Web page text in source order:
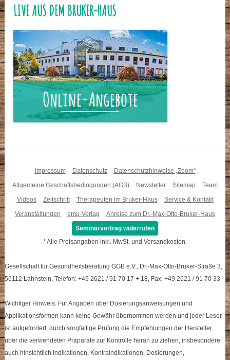
LIVE AUS DEM BRUKER-HAUS
Impressum Datenschutz
Datenschutzhinweise „Zoom“
Allgemeine Geschäftsbedingungen (AGB)
Newsletter Sitemap
Team
Videos
Zeitschrift Therapeuten im Bruker-Haus
Service & Kontakt
Veranstaltungen
emu-Verlag
Anreise zum Dr.-Max-Otto-Bruker-Haus
Seminarvertrag widerrufen
* Alle Preisangaben inkl. MwSt. und Versandkosten.
Gesellschaft für Gesundheitsberatung GGB e.V., Dr.-Max-Otto-Bruker-Straße 3,
56112 Lahnstein, Telefon: +49 2621 / 91 70 17 + 18, Fax: +49 2621 / 91 70 33
Wichtiger Hinweis: Für Angaben über Dosierungsanweisungen und
Applikationsformen kann keine Gewähr übernommen werden und jeder Leser
ist aufgefordert, durch sorgfältige Prüfung die Empfehlungen der Hersteller
über die verwendeten Präparate zur Kontrolle heran zu ziehen, insbesondere
auch hinsichtlich Indikationen, Kontraindikationen, Dosierungen,